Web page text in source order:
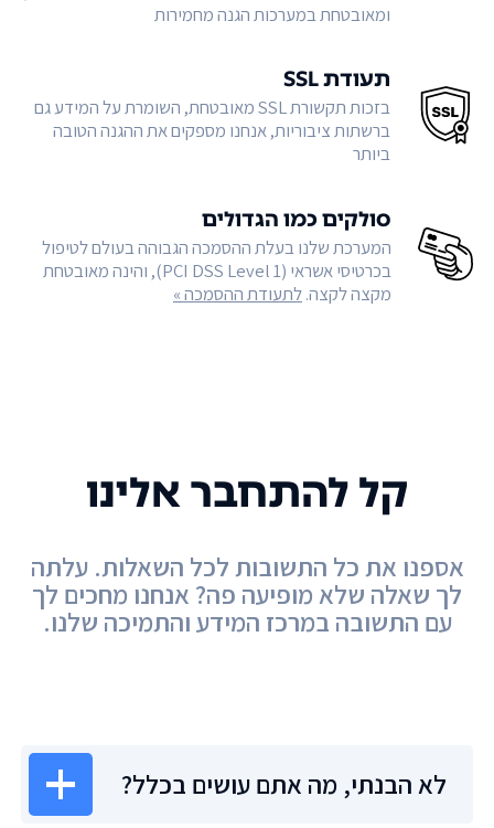
ומאובטחת במערכות הגנה מחמירות
תעודת SSL
בזכות תקשורת SSL מאובטחת, השומרת על המידע גם
ברשתות ציבוריות, אנחנו מספקים את ההגנה הטובה
ביותר
סולקים כמו הגדולים
המערכת שלנו בעלת ההסמכה הגבוהה בעולם לטיפול
בכרטיסי אשראי (PCI DSS Level 1), והינה מאובטחת
מקצה לקצה.לתעודת ההסמכה »
לא הבנתי, מה אתם עושים בכלל?
קל להתחבר אלינו
אספנו את כל התשובות לכל השאלות. עלתה
לך שאלה שלא מופיעה פה? אנחנו מחכים לך
עם התשובה במרכז המידע והתמיכה שלנו.